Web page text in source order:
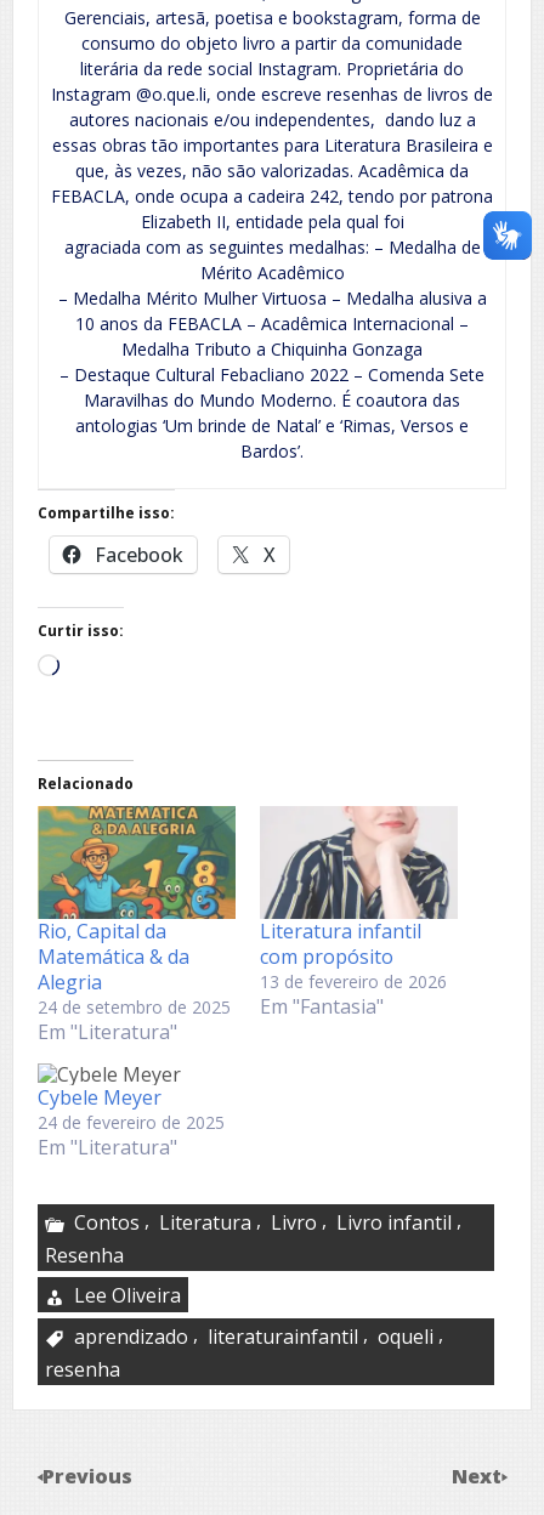
Gerenciais, artesã, poetisa e bookstagram, forma de
consumo do objeto livro a partir da comunidade
literária da rede social Instagram. Proprietária do
Instagram @o.que.li, onde escreve resenhas de livros de
autores nacionais e/ou independentes, dando luz a
essas obras tão importantes para Literatura Brasileira e
que, às vezes, não são valorizadas. Acadêmica da
FEBACLA, onde ocupa a cadeira 242, tendo por patrona
Elizabeth II, entidade pela qual foi
agraciada com as seguintes medalhas: – Medalha de
Mérito Acadêmico
– Medalha Mérito Mulher Virtuosa – Medalha alusiva a
10 anos da FEBACLA – Acadêmica Internacional –
Medalha Tributo a Chiquinha Gonzaga
– Destaque Cultural Febacliano 2022 – Comenda Sete
Maravilhas do Mundo Moderno. É coautora das
antologias ‘Um brinde de Natal’ e ‘Rimas, Versos e
Bardos’.
Compartilhe isso:
Facebook X
Curtir isso:
Carregando...
Relacionado
Rio, Capital da
Matemática & da
Alegria
24 de setembro de 2025
Em "Literatura"
Literatura infantil
com propósito
13 de fevereiro de 2026
Em "Fantasia"
Cybele Meyer
24 de fevereiro de 2025
Em "Literatura"
Contos , Literatura , Livro , Livro infantil ,
Resenha
Lee Oliveira
aprendizado , literaturainfantil , oqueli ,
resenha
Previous Next